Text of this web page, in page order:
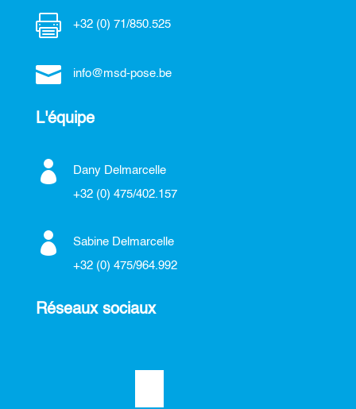
 +32 (0) 71/850.525
 info@msd-pose.be
L'équipe

Dany Delmarcelle
+32 (0) 475/402.157

Sabine Delmarcelle
+32 (0) 475/964.992
Réseaux sociaux